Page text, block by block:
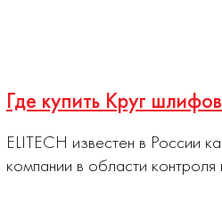
Где купить Круг
ELITECH известен в России
компании в области контроля